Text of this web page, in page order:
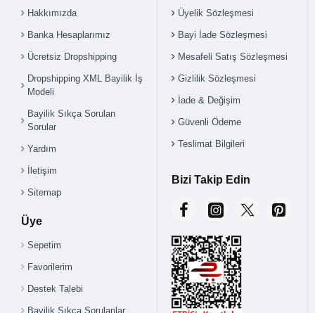
Çok Satılan Ürün Çok Satılan Ürün
Hakkımızda
Banka Hesaplarımız
Ücretsiz Dropshipping
Dropshipping XML Bayilik İş
Modeli
Bayilik Sıkça Sorulan
Sorular
Yardım
İletişim
Sitemap
Üye
Sepetim
Favorilerim
Destek Talebi
Bayilik Sıkça Sorulanlar
Üyelik Sözleşmesi
Bayi İade Sözleşmesi
Mesafeli Satış Sözleşmesi
Gizlilik Sözleşmesi
İade & Değişim
Güvenli Ödeme
Teslimat Bilgileri
Bizi Takip Edin